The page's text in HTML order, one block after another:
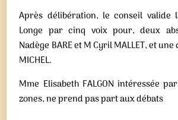
Après délibération, le conseil valide
Longe par cinq voix pour, deux
Nadège BARE et M Cyril MALLET, et
MICHEL.
Mme Elisabeth FALGON intéressée
zones, ne prend pas part aux débats